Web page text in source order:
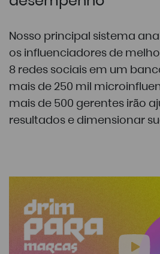
Nosso principal sistema
os influenciadores de
8 redes sociais em um
mais de 250 mil
mais de 500 gerentes irão
resultados e dimensionar